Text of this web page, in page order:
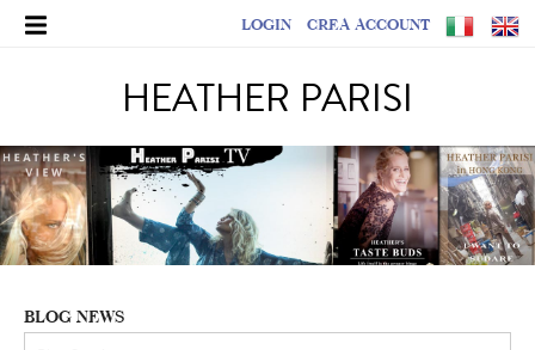
LOGIN CREA ACCOUNT
HEATHER PARISI
BLOG NEWS